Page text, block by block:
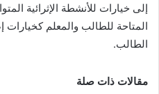
إلى خيارات للأنشطة الإثرائية
المتاحة للطالب والمعلم
الطالب.
مقالات ذات صلة